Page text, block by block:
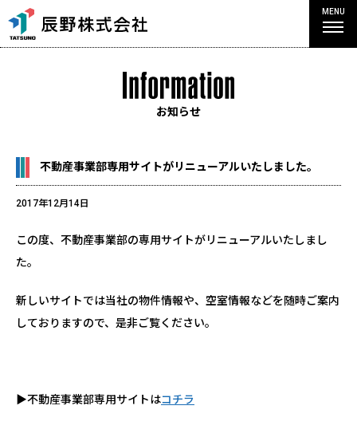
MENU
お知らせ
不動産事業部専用サイトがリニューアルいたしました。
2017年12月14日
この度、不動産事業部の専用サイトがリニューアルいたしまし
た。
新しいサイトでは当社の物件情報や、空室情報などを随時ご案内
しておりますので、是非ご覧ください。
▶不動産事業部専用サイトはコチラ